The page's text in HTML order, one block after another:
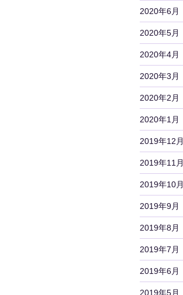
2020年6月
2020年5月
2020年4月
2020年3月
2020年2月
2020年1月
2019年12月
2019年11月
2019年10月
2019年9月
2019年8月
2019年7月
2019年6月
2019年5月